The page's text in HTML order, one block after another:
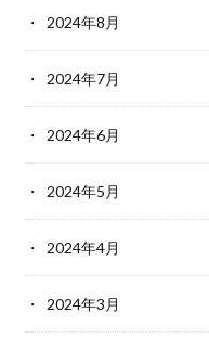
2024年8月
2024年7月
2024年6月
2024年5月
2024年4月
2024年3月